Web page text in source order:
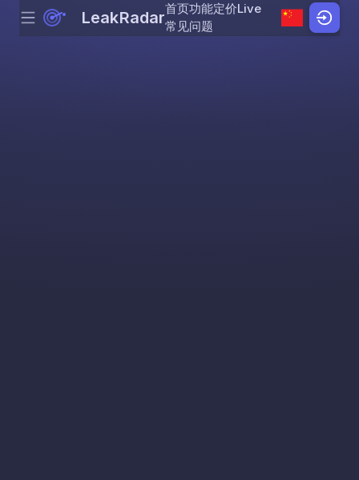
Skip to content
Menu LeakRadar首页功能定价Live
常见问题